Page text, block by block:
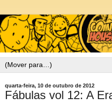
quarta-feira, 10 de outubro de 2012
Fábulas vol 12: A